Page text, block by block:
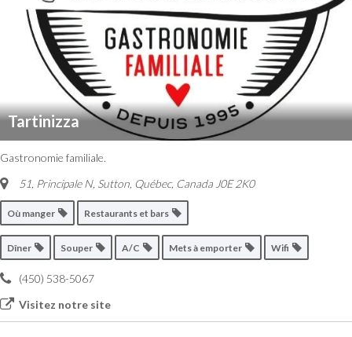
Tartinizza
Gastronomie familiale.
51, Principale N, Sutton Québec, Canada J0E 2K0
Où manger Restaurants et bars
Dîner Souper A/C Mets à emporter Wifi
(450) 538-5067
Visitez notre site